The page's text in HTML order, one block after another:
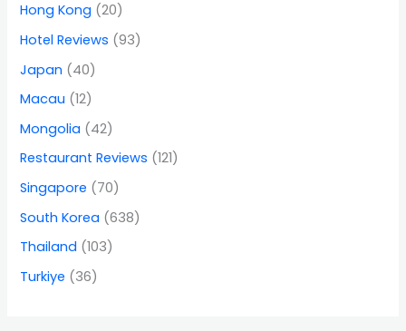
Hong Kong (20)
Hotel Reviews (93)
Japan (40)
Macau (12)
Mongolia (42)
Restaurant Reviews (121)
Singapore (70)
South Korea (638)
Thailand (103)
Turkiye (36)